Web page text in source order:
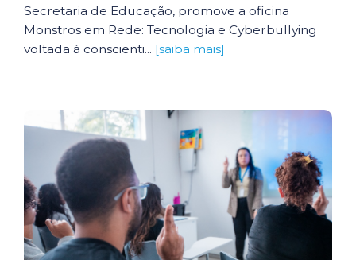
Secretaria de Educação, promove a oficina
Monstros em Rede: Tecnologia e Cyberbullying
voltada à conscienti... [saiba mais]